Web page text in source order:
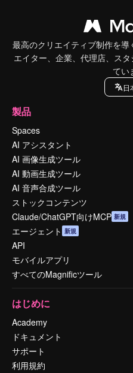
最高のクリエイティブ制作を
エイター、企業、代理店、ス
てい
日
製品
Spaces
AI アシスタント
AI 画像生成ツール
AI 動画生成ツール
AI 音声合成ツール
ストックコンテンツ
Claude/ChatGPT向けMCP 新規
エージェント 新規
API
モバイルアプリ
すべてのMagnificツール
はじめに
Academy
ドキュメント
サポート
利用規約